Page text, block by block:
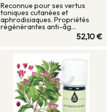
Reconnue pour ses vertus
toniques cutanées et
aphrodisiaques. Propriétés
régénérantes anti-âg...
52,10 €